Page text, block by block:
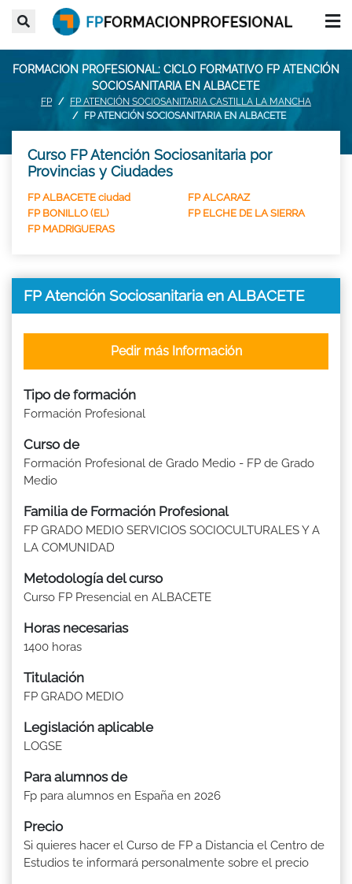
FORMACION PROFESIONAL: CICLO FORMATIVO FP ATENCIÓN
SOCIOSANITARIA EN ALBACETE
FP
FP ATENCIÓN SOCIOSANITARIA CASTILLA LA MANCHA
FP ATENCIÓN SOCIOSANITARIA EN ALBACETE
Curso FP Atención Sociosanitaria por
Provincias y Ciudades
FP ALBACETE ciudad
FP ALCARAZ
FP BONILLO (EL)
FP ELCHE DE LA SIERRA
FP MADRIGUERAS
FP Atención Sociosanitaria en ALBACETE
Tipo de formación
Formación Profesional
Curso de
Formación Profesional de Grado Medio - FP de Grado
Medio
Familia de Formación Profesional
FP GRADO MEDIO SERVICIOS SOCIOCULTURALES Y A
LA COMUNIDAD
Metodología del curso
Curso FP Presencial en ALBACETE
Horas necesarias
1400 horas
Titulación
FP GRADO MEDIO
Legislación aplicable
LOGSE
Para alumnos de
Fp para alumnos en España en 2026
Precio
Si quieres hacer el Curso de FP a Distancia el Centro de
Estudios te informará personalmente sobre el precio
Pedir más Información